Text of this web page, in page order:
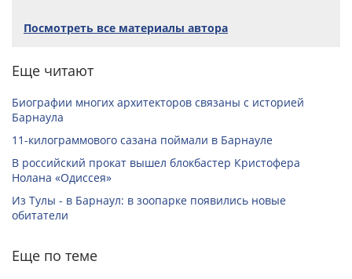
Посмотреть все материалы автора
Еще читают
Биографии многих архитекторов связаны с историей
Барнаула
11-килограммового сазана поймали в Барнауле
В российский прокат вышел блокбастер Кристофера
Нолана «Одиссея»
Из Тулы - в Барнаул: в зоопарке появились новые
обитатели
Еще по теме